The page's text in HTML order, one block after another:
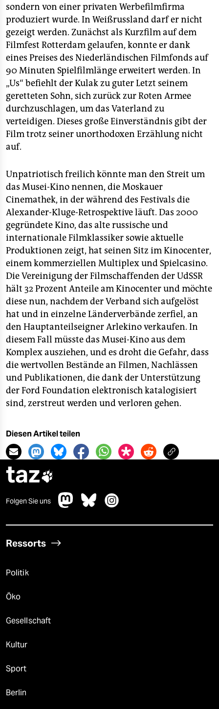
sondern von einer privaten Werbefilmfirma
produziert wurde. In Weißrussland darf er nicht
gezeigt werden. Zunächst als Kurzfilm auf dem
Filmfest Rotterdam gelaufen, konnte er dank
eines Preises des Niederländischen Filmfonds auf
90 Minuten Spielfilmlänge erweitert werden. In
„Us“ befiehlt der Kulak zu guter Letzt seinem
geretteten Sohn, sich zurück zur Roten Armee
durchzuschlagen, um das Vaterland zu
verteidigen. Dieses große Einverständnis gibt der
Film trotz seiner unorthodoxen Erzählung nicht
auf.
Unpatriotisch freilich könnte man den Streit um
das Musei-Kino nennen, die Moskauer
Cinemathek, in der während des Festivals die
Alexander-Kluge-Retrospektive läuft. Das 2000
gegründete Kino, das alte russische und
internationale Filmklassiker sowie aktuelle
Produktionen zeigt, hat seinen Sitz im Kinocenter,
einem kommerziellen Multiplex und Spielcasino.
Die Vereinigung der Filmschaffenden der UdSSR
hält 32 Prozent Anteile am Kinocenter und möchte
diese nun, nachdem der Verband sich aufgelöst
hat und in einzelne Länderverbände zerfiel, an
den Hauptanteilseigner Arlekino verkaufen. In
diesem Fall müsste das Musei-Kino aus dem
Komplex ausziehen, und es droht die Gefahr, dass
die wertvollen Bestände an Filmen, Nachlässen
und Publikationen, die dank der Unterstützung
der Ford Foundation elektronisch katalogisiert
sind, zerstreut werden und verloren gehen.
Diesen Artikel teilen
taz
Folgen Sie uns
Ressorts
Politik
Öko
Gesellschaft
Kultur
Sport
Berlin